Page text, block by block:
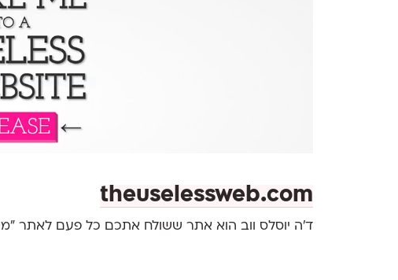
theuselessweb.com
ד׳ה יוסלס ווב הוא אתר ששולח אתכם כל פעם לאתר